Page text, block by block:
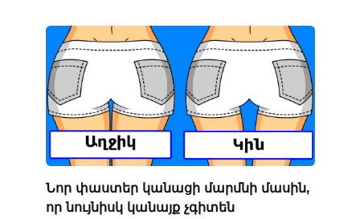
Նոր փաստեր կանացի մարմնի մասին,
որ նույնիսկ կանայք չգիտեն